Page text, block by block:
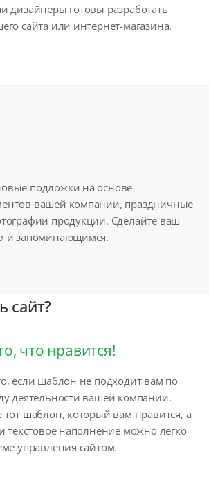
дизайнеры готовы разработать
сайта или интернет-магазина.
подложки на основе
вашей компании, праздничные
продукции. Сделайте ваш
и запоминающимся.
сайт?
что нравится!
если шаблон не подходит вам по
деятельности вашей компании.
тот шаблон, который вам нравится, а
текстовое наполнение можно легко
управления сайтом.